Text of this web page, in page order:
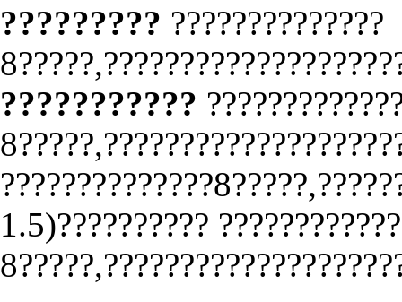
????????? ??????????????
???????????
1.5)??????????